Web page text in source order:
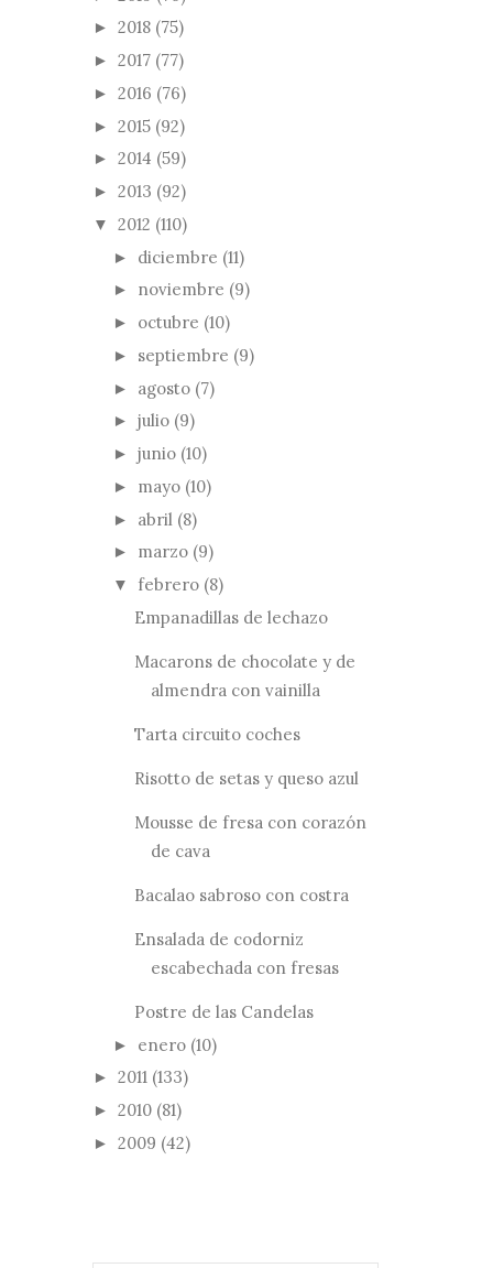
► 2018 (75)
► 2017 (77)
► 2016 (76)
► 2015 (92)
► 2014 (59)
► 2013 (92)
▼ 2012 (110)
► diciembre (11)
► noviembre (9)
► octubre (10)
► septiembre (9)
► agosto (7)
► julio (9)
► junio (10)
► mayo (10)
► abril (8)
► marzo (9)
▼ febrero (8)
Empanadillas de lechazo
Macarons de chocolate y de
almendra con vainilla
Tarta circuito coches
Risotto de setas y queso azul
Mousse de fresa con corazón
de cava
Bacalao sabroso con costra
Ensalada de codorniz
escabechada con fresas
Postre de las Candelas
► enero (10)
► 2011 (133)
► 2010 (81)
► 2009 (42)